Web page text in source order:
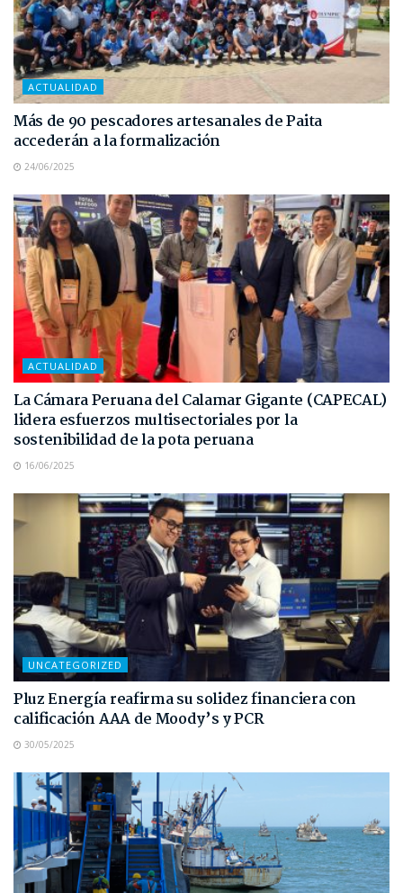
ACTUALIDAD
Más de 90 pescadores artesanales de Paita
accederán a la formalización
24/06/2025
ACTUALIDAD
La Cámara Peruana del Calamar Gigante (CAPECAL)
lidera esfuerzos multisectoriales por la
sostenibilidad de la pota peruana
16/06/2025
UNCATEGORIZED
Pluz Energía reafirma su solidez financiera con
calificación AAA de Moody’s y PCR
30/05/2025